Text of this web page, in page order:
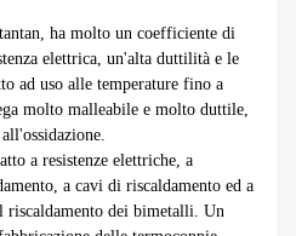
ha molto un coefficiente di
elettrica, un'alta duttilità e le
ad uso alle temperature fino a
molto malleabile e molto duttile,
a resistenze elettriche, a
a cavi di riscaldamento ed a
riscaldamento dei bimetalli. Un